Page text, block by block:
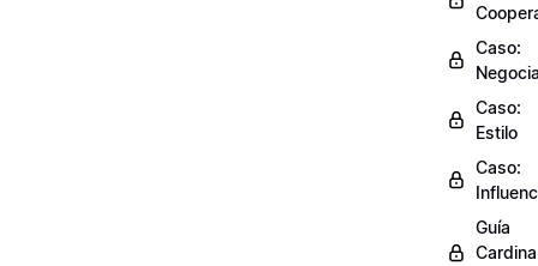
Caso:
Caso:
Estilo
Caso:
Guía